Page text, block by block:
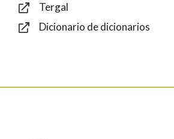
Tergal
Dicionario de dicionarios